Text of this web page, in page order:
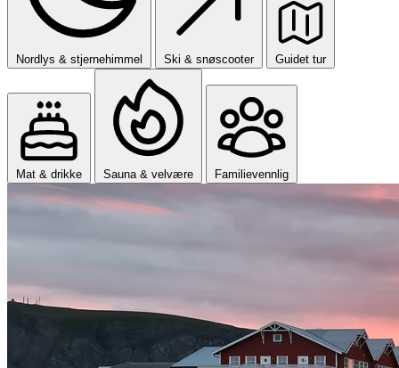
Nordlys & stjernehimmel Ski & snøscooter Guidet tur
Mat & drikke Sauna & velvære Familievennlig